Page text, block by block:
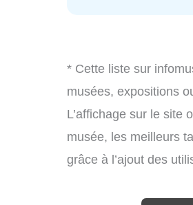
* Cette liste sur
musées, expositions
L’affichage sur le site
musée, les meilleurs
grâce à l’ajout des